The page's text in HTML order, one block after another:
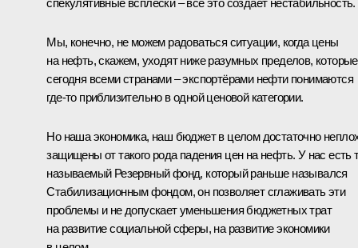
Мы, конечно, не можем радоваться ситуации, когда цены
на нефть, скажем, уходят ниже разумных пределов, которые
сегодня всеми странами – экспортёрами нефти понимаются
где‑то приблизительно в одной ценовой категории.
Но наша экономика, наш бюджет в целом достаточно
защищены от такого рода падения цен на нефть. У нас есть
называемый Резервный фонд, который раньше назывался
Стабилизационным фондом, он позволяет сглаживать эти
проблемы и не допускает уменьшения бюджетных трат
на развитие социальной сферы, на развитие экономики